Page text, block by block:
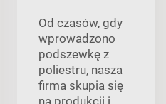
Od czasów, gdy
wprowadzono
podszewkę z
poliestru, nasza
firma skupia się
na produkcji i